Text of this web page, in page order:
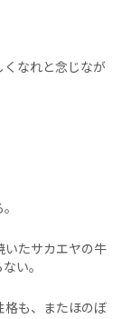
なれと念じなが
いたサカエヤの牛
い。
格も、またほのぼ